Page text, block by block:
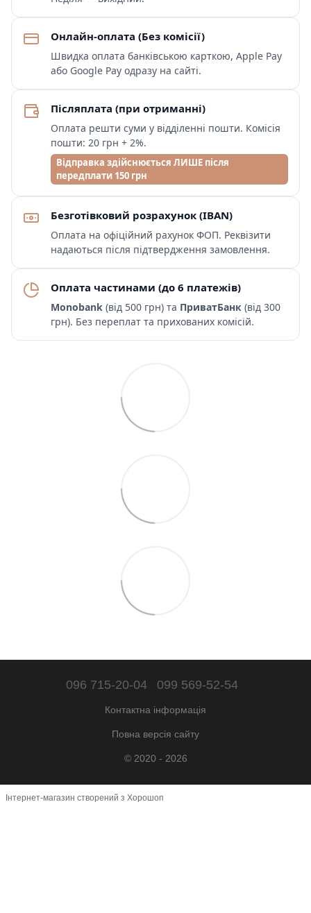
Онлайн-оплата (Без комісії)
Швидка оплата банківською карткою, Apple Pay
або Google Pay одразу на сайті.
Післяплата (при отриманні)
Оплата решти суми у відділенні пошти. Комісія
пошти: 20 грн + 2%.
Відправка здійснюється ЛИШЕ після
передплати 150 грн
Безготівковий розрахунок (IBAN)
Оплата на офіційний рахунок ФОП. Реквізити
надаються після підтвердження замовлення.
Оплата частинами (до 6 платежів)
Monobank (від 500 грн) та ПриватБанк (від 300
грн). Без переплат та прихованих комісій.
096 715-20-04 099 569-52-54
Контактна інформація
Повна версія сайту
© 2020 - 2026
Інтернет-магазин створений з Хорошоп